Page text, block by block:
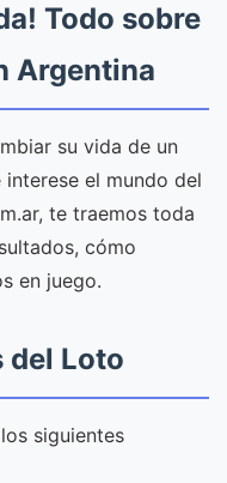
Todo sobre
Argentina
su vida de un
el mundo del
te traemos toda
cómo
en juego.
del Loto
siguientes